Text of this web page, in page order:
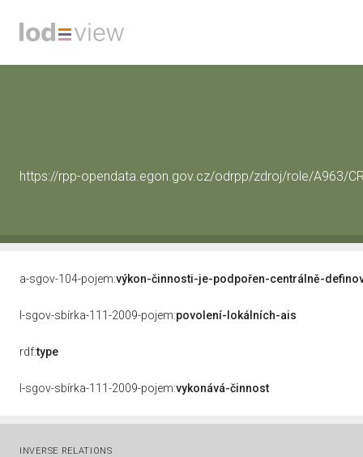
https://rpp-opendata.egon.gov.cz/odrpp/zdroj/role/A963/
a-sgov-104-pojem:výkon-činnosti-je-podpořen-centrálně-
l-sgov-sbírka-111-2009-pojem:povolení-lokálních-ais
rdf:type
l-sgov-sbírka-111-2009-pojem:vykonává-činnost
INVERSE RELATIONS